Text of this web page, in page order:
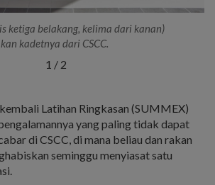
ketiga belakang, kelima dari kanan)
kadetnya dari CSCC.
1 / 2
Latihan Ringkasan (SUMMEX)
yang paling tidak dapat
di CSCC, di mana beliau dan rakan
seminggu menyiasat satu